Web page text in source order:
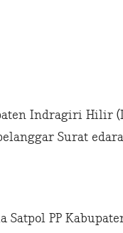
Indragiri Hilir
Surat
PP